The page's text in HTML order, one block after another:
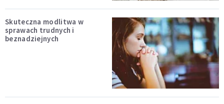
Skuteczna modlitwa w
sprawach trudnych i
beznadziejnych